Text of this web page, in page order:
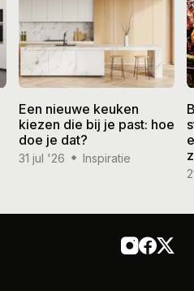
Een nieuwe keuken
kiezen die bij je past: hoe
doe je dat?
31 jul '26 Inspiratie